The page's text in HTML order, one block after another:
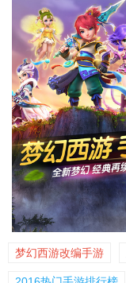
梦幻西游改编手游